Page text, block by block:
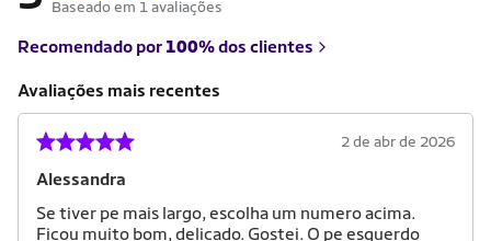
Baseado em 1 avaliações
Recomendado por 100%dos clientes
Avaliações mais recentes
Alessandra
2 de abr de 2026
Se tiver pe mais largo, escolha um numero acima.
Ficou muito bom, delicado. Gostei. O pe esquerdo